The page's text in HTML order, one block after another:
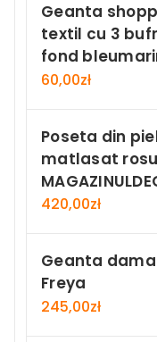
Geanta
textil cu 3
fond
60,00zł
Poseta din
matlasat rosu
420,00zł
Geanta
Freya
245,00zł